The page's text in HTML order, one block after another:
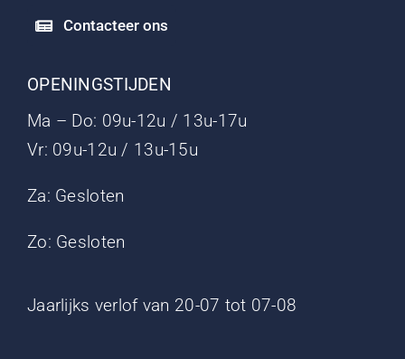
Contacteer ons
OPENINGSTIJDEN
Ma – Do: 09u-12u / 13u-17u
Vr: 09u-12u / 13u-15u
Za: Gesloten
Zo: Gesloten
Jaarlijks verlof van 20-07 tot 07-08